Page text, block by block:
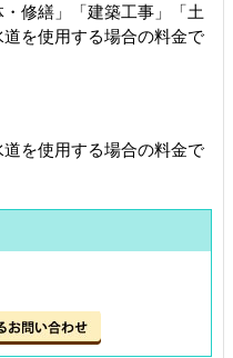
修繕」「建築工事」「土
を使用する場合の料金で
を使用する場合の料金で